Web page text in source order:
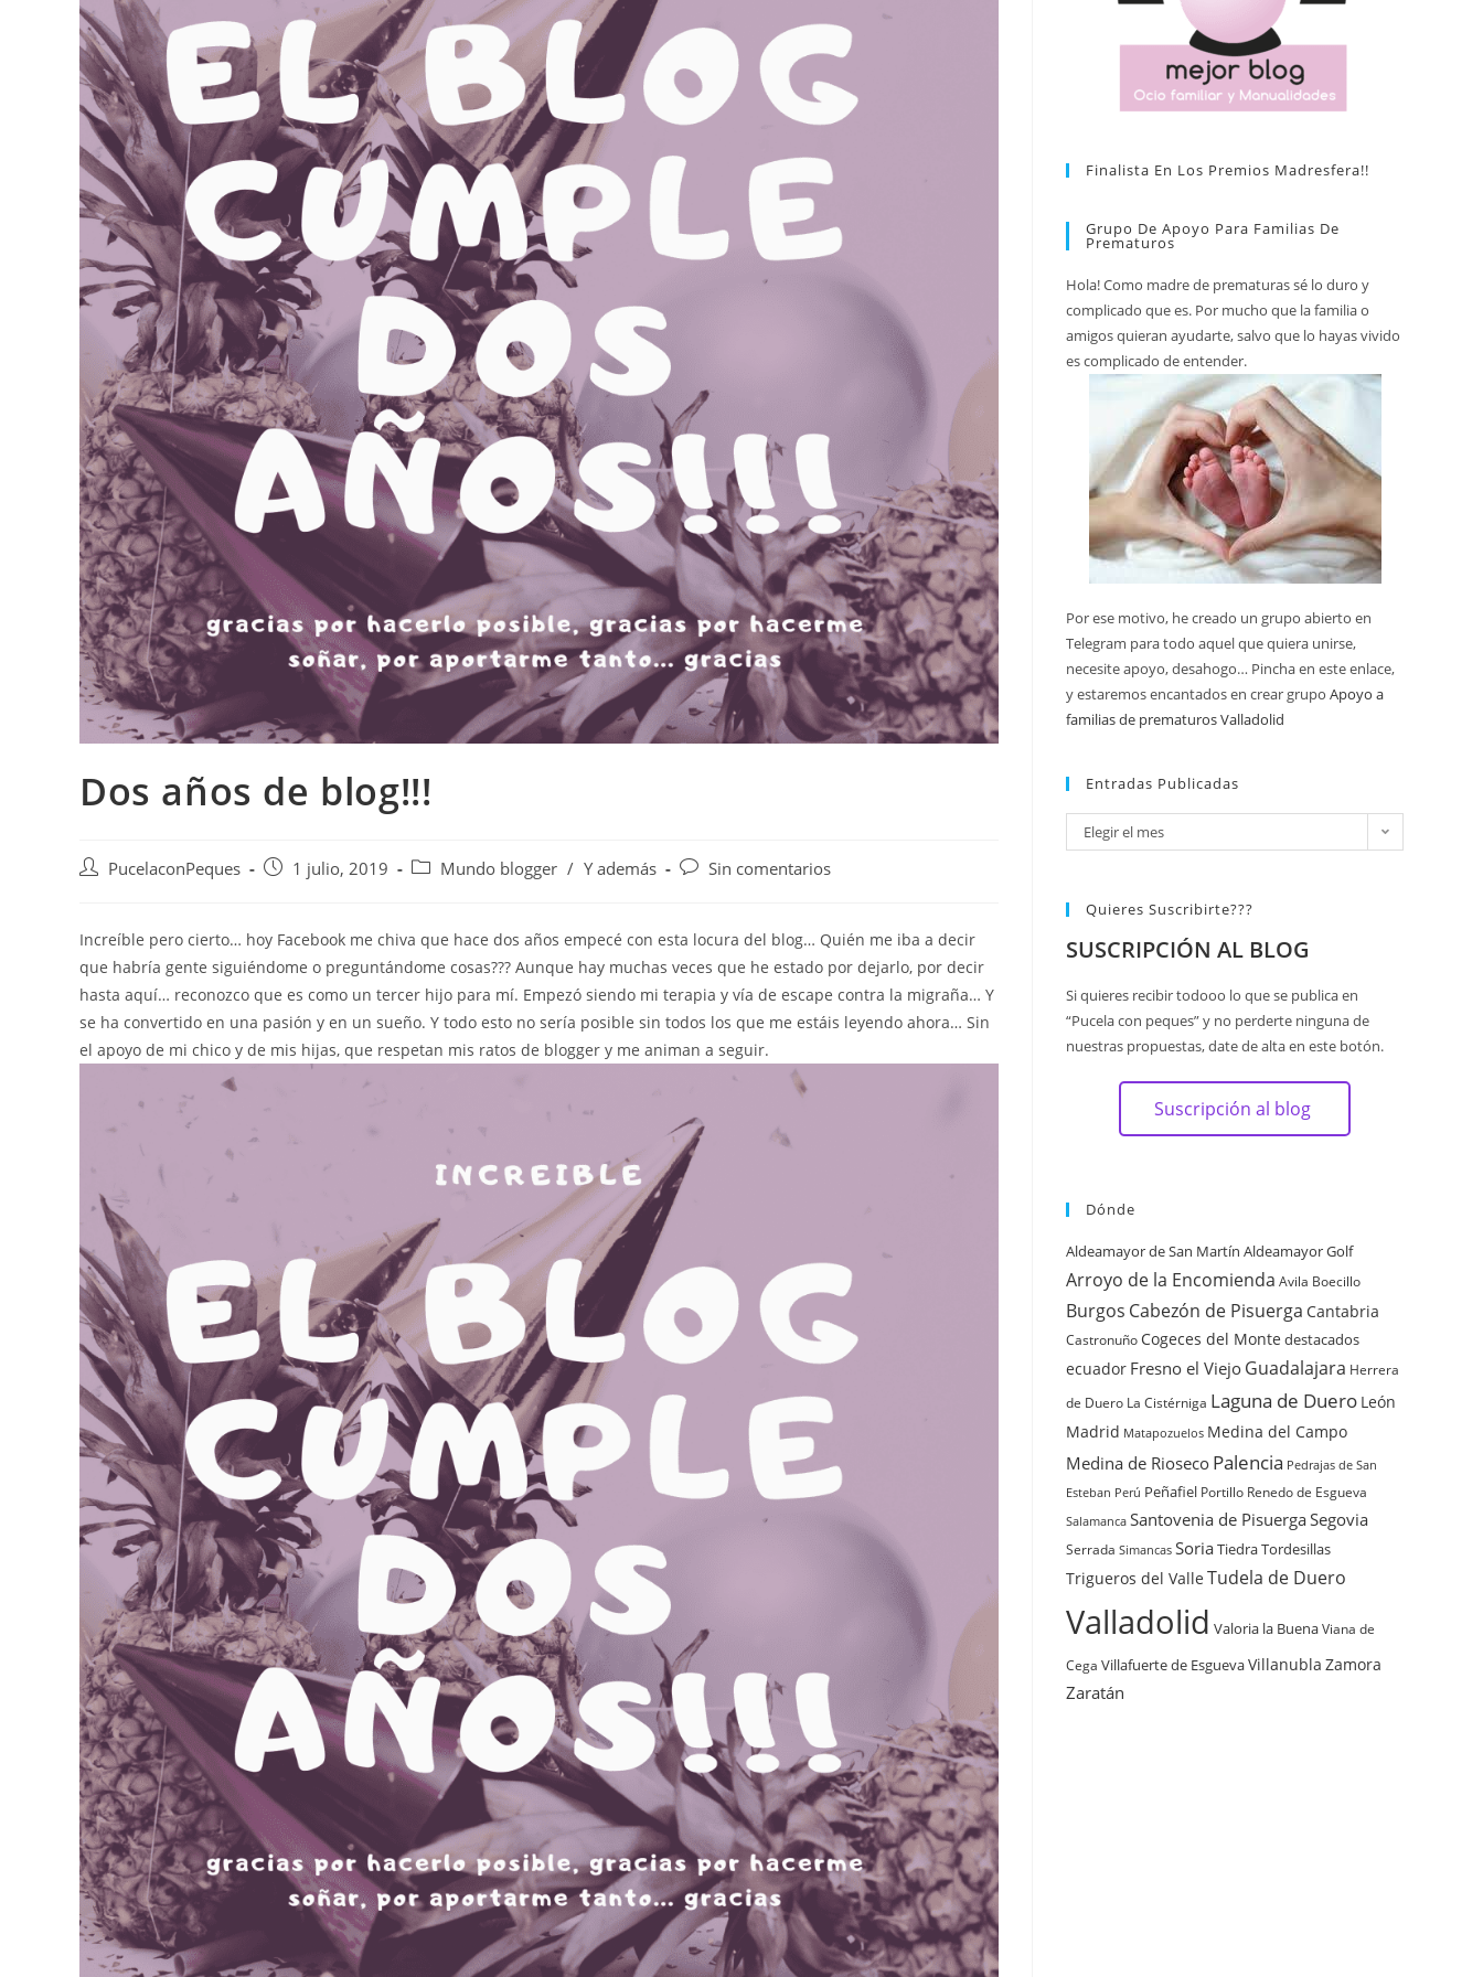
Dos años de blog!!!
PucelaconPeques 1 julio, 2019 Mundo blogger / Y además Sin comentarios
Increíble pero cierto… hoy Facebook me chiva que hace dos años empecé con esta locura del blog… Quién me iba a decir
que habría gente siguiéndome o preguntándome cosas??? Aunque hay muchas veces que he estado por dejarlo, por decir
hasta aquí… reconozco que es como un tercer hijo para mí. Empezó siendo mi terapia y vía de escape contra la migraña… Y
se ha convertido en una pasión y en un sueño. Y todo esto no sería posible sin todos los que me estáis leyendo ahora… Sin
el apoyo de mi chico y de mis hijas, que respetan mis ratos de blogger y me animan a seguir.
Finalista En Los Premios Madresfera!!
Grupo De Apoyo Para Familias De
Prematuros
Hola! Como madre de prematuras sé lo duro y
complicado que es. Por mucho que la familia o
amigos quieran ayudarte, salvo que lo hayas vivido
es complicado de entender.
Por ese motivo, he creado un grupo abierto en
Telegram para todo aquel que quiera unirse,
necesite apoyo, desahogo… Pincha en este enlace,
y estaremos encantados en crear grupo Apoyo a
familias de prematuros Valladolid
Entradas Publicadas
Elegir el mes
Quieres Suscribirte???
SUSCRIPCIÓN AL BLOG
Si quieres recibir todooo lo que se publica en
“Pucela con peques” y no perderte ninguna de
nuestras propuestas, date de alta en este botón.
Suscripción al blog
Dónde
Aldeamayor de San Martín Aldeamayor Golf
Arroyo de la Encomienda Avila Boecillo
Burgos Cabezón de Pisuerga Cantabria
Castronuño Cogeces del Monte destacados
ecuador Fresno el Viejo Guadalajara Herrera
de Duero La Cistérniga Laguna de Duero León
Madrid Matapozuelos Medina del Campo
Medina de Rioseco Palencia Pedrajas de San
Esteban Perú Peñafiel Portillo Renedo de Esgueva
Salamanca Santovenia de PisuergaSegovia
Serrada Simancas SoriaTiedraTordesillas
Trigueros del Valle Tudela de Duero
Valladolid Valoria la Buena Viana de
Cega Villafuerte de EsguevaVillanubla Zamora
Zaratán